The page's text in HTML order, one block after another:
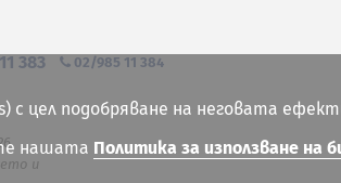
383 02/985 11 384
и
с цел подобряване на неговата
нашата Политика за използване на